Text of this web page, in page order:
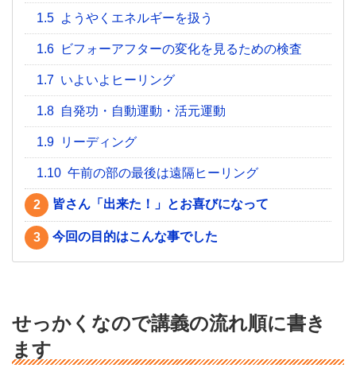
1.5 ようやくエネルギーを扱う
1.6 ビフォーアフターの変化を見るための検査
1.7 いよいよヒーリング
1.8 自発功・自動運動・活元運動
1.9 リーディング
1.10 午前の部の最後は遠隔ヒーリング
2 皆さん「出来た！」とお喜びになって
3 今回の目的はこんな事でした
せっかくなので講義の流れ順に書き
ます